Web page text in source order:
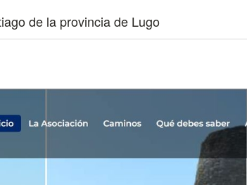
de la provincia de Lugo